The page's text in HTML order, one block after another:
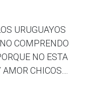
URUGUAYOS
COMPRENDO
NO ESTA
CHICOS....